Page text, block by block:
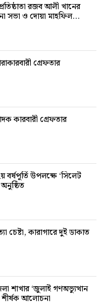
রজব আলী খানের
সভা ও দোয়া মাহফিল
গ্রেফতার
কারবারী গ্রেফতার
উপলক্ষে ‘সিলেট
চেষ্টা, কারাগারে দুই ডাকাত
শাখার ‘জুলাই গণঅভ্যুত্থান
শীর্ষক আলোচনা